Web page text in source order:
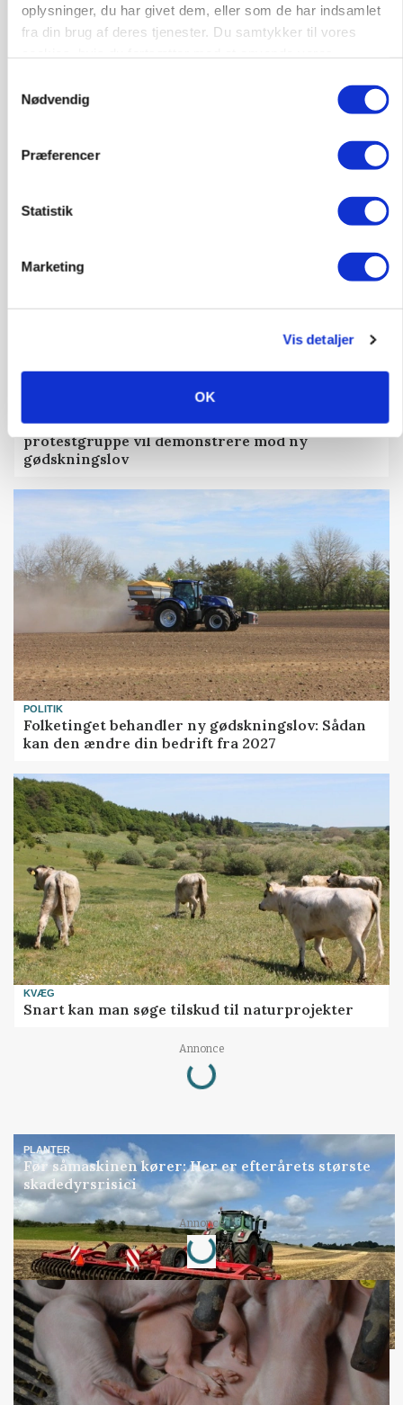
oplysninger, du har givet dem, eller som de har indsamlet
fra din brug af deres tjenester. Du samtykker til vores
Nødvendig
Præferencer
Statistik
Marketing
Vis detaljer
OK
Annonce
BUSINESS
marked for biokul
»Nu stopper I«: Landbrugsdebattør og
protestgruppe vil demonstrere mod ny
gødskningslov
POLITIK
Folketinget behandler ny gødskningslov: Sådan
kan den ændre din bedrift fra 2027
KVÆG
Snart kan man søge tilskud til naturprojekter
Annonce
Loading...
PLANTER
Før såmaskinen kører: Her er efterårets største
skadedyrsrisici
Annonce
Loading...